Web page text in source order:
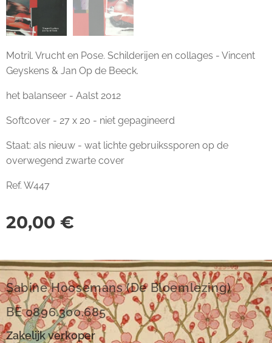
Motril. Vrucht en Pose. Schilderijen en collages - Vincent
Geyskens & Jan Op de Beeck.
het balanseer - Aalst 2012
Softcover - 27 x 20 - niet gepagineerd
Staat: als nieuw - wat lichte gebruikssporen op de
overwegend zwarte cover
Ref. W447
20,00 €
Sabine Hoosemans (De Bloemlezing)
BE 0896.300.685
Zakelijk verkoper